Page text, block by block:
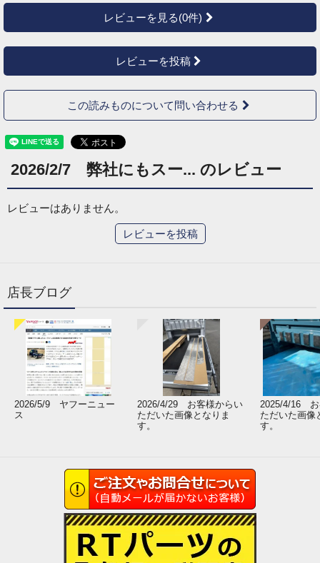
レビューを見る(0件)
レビューを投稿
この読みものについて問い合わせる
2026/2/7 弊社にもスー... のレビュー
レビューはありません。
レビューを投稿
店長ブログ
2026/5/9 ヤフーニュー
ス
2026/4/29 お客様からい
ただいた画像となりま
す。
2025/4/16 お
ただいた画像
す。